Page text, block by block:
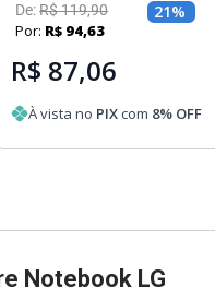
De:R$119,90 21%
Por: R$ 94,63
R$ 87,06
À vista no PIXcom 8% OFF
Notebook LG